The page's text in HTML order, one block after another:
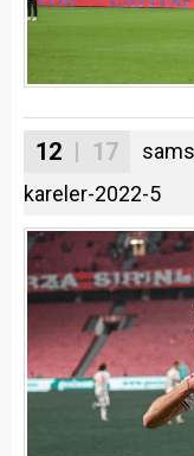
12 | 17
kareler-2022-5